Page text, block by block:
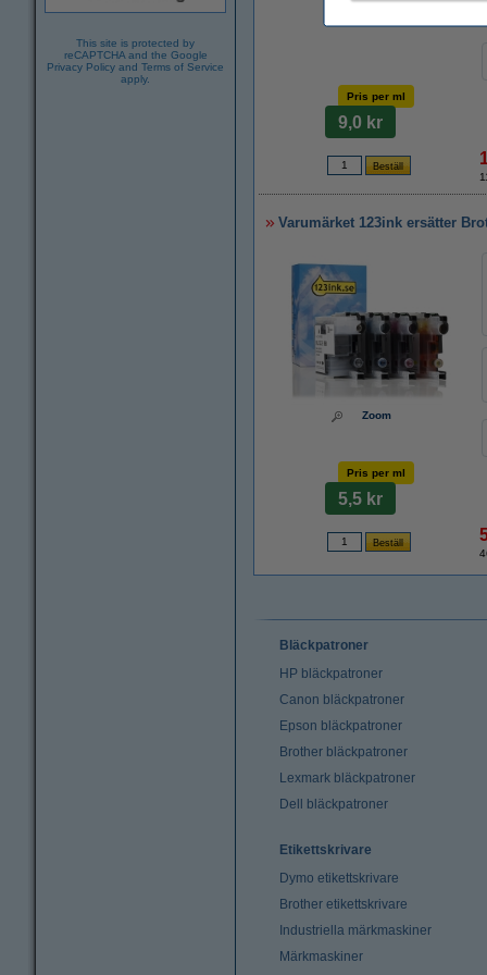
This site is protected by
reCAPTCHA and the Google
Privacy Policy and Terms of Service
apply.
Pris per ml
9,0 kr
Varumärket 123ink ersätter
Zoom
Pris per ml
5,5 kr
Bläckpatroner
HP bläckpatroner
Canon bläckpatroner
Epson bläckpatroner
Brother bläckpatroner
Lexmark bläckpatroner
Dell bläckpatroner
Etikettskrivare
Dymo etikettskrivare
Brother etikettskrivare
Industriella märkmaskiner
Märkmaskiner